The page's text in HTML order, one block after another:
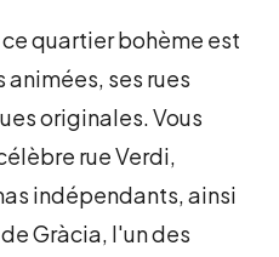
quartier bohème est
ses rues
originales. Vous
rue Verdi,
indépendants, ainsi
Gràcia, l'un des